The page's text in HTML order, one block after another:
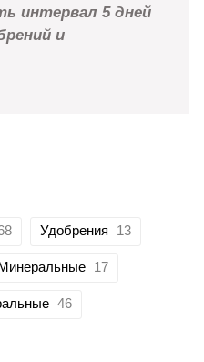
интервал 5 дней
и
Удобрения 13
Минеральные 17
46